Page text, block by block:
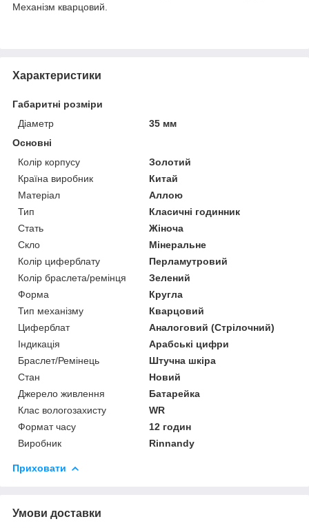
Механізм кварцовий.
Характеристики
Габаритні розміри
Діаметр
35 мм
Основні
Колір корпусу
Золотий
Країна виробник
Китай
Матеріал
Аллою
Тип
Класичні годинник
Стать
Жіноча
Скло
Мінеральне
Колір циферблату
Перламутровий
Колір браслета/ремінця
Зелений
Форма
Кругла
Тип механізму
Кварцовий
Циферблат
Аналоговий (Стрілочний)
Індикація
Арабські цифри
Браслет/Ремінець
Штучна шкіра
Стан
Новий
Джерело живлення
Батарейка
Клас вологозахисту
WR
Формат часу
12 годин
Виробник
Rinnandy
Приховати
Умови доставки